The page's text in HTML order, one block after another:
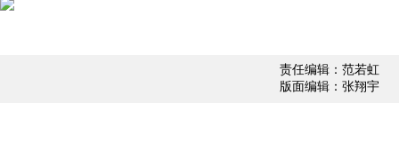
责任编辑：范若虹
版面编辑：张翔宇